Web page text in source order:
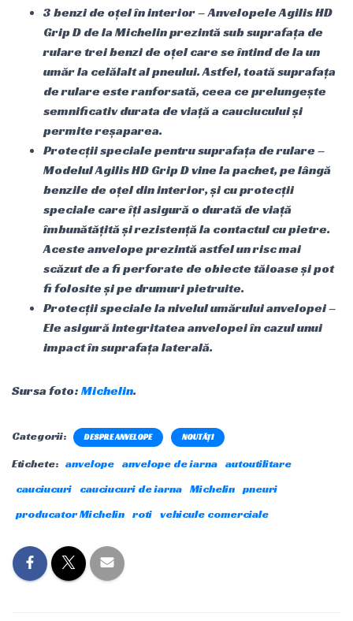
3 benzi de oțel în interior – Anvelopele Agilis HD
Grip D de la Michelin prezintă sub suprafața de
rulare trei benzi de oțel care se întind de la un
umăr la celălalt al pneului. Astfel, toată suprafața
de rulare este ranforsată, ceea ce prelungește
semnificativ durata de viață a cauciucului și
permite reșaparea.
Protecții speciale pentru suprafața de rulare –
Modelul Agilis HD Grip D vine la pachet, pe lângă
benzile de oțel din interior, și cu protecții
speciale care îți asigură o durată de viață
îmbunătățită și rezistență la contactul cu pietre.
Aceste anvelope prezintă astfel un risc mai
scăzut de a fi perforate de obiecte tăioase și pot
fi folosite și pe drumuri pietruite.
Protecții speciale la nivelul umărului anvelopei –
Ele asigură integritatea anvelopei în cazul unui
impact în suprafața laterală.
Sursa foto:Michelin.
Categorii: DESPRE ANVELOPE NOUTĂȚI
Etichete: anvelope anvelope de iarna autoutilitare
cauciucuri
cauciucuri de iarna Michelin pneuri
producator Michelin roti vehicule comerciale